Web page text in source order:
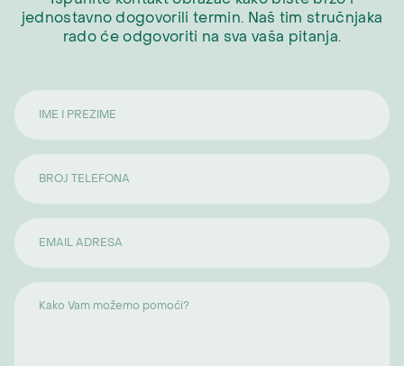
jednostavno dogovorili termin. Naš tim stručnjaka
rado će odgovoriti na sva vaša pitanja.